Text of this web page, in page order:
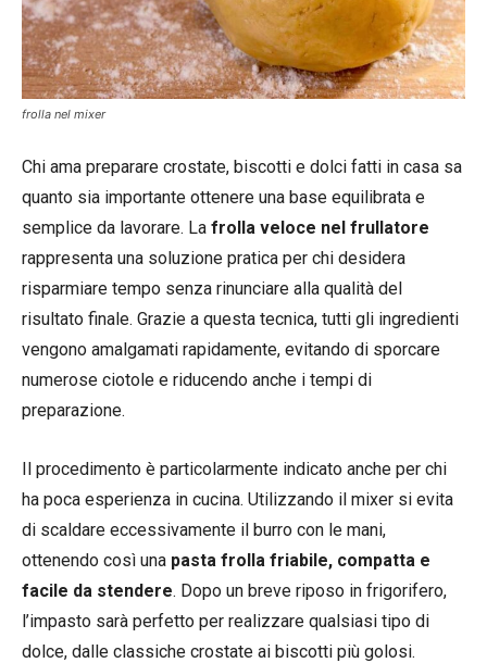
frolla nel mixer
Chi ama preparare crostate, biscotti e dolci fatti in casa sa
quanto sia importante ottenere una base equilibrata e
semplice da lavorare. La frolla veloce nel frullatore
rappresenta una soluzione pratica per chi desidera
risparmiare tempo senza rinunciare alla qualità del
risultato finale. Grazie a questa tecnica, tutti gli ingredienti
vengono amalgamati rapidamente, evitando di sporcare
numerose ciotole e riducendo anche i tempi di
preparazione.
Il procedimento è particolarmente indicato anche per chi
ha poca esperienza in cucina. Utilizzando il mixer si evita
di scaldare eccessivamente il burro con le mani,
ottenendo così una pasta frolla friabile, compatta e
facile da stendere. Dopo un breve riposo in frigorifero,
l’impasto sarà perfetto per realizzare qualsiasi tipo di
dolce, dalle classiche crostate ai biscotti più golosi.